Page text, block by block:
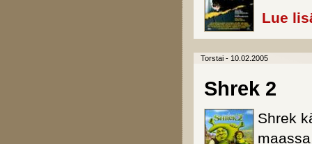
Lue
Torstai - 10.02.2005
Shrek 2
Shrek